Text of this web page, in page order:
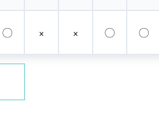
〇 × × 〇 〇